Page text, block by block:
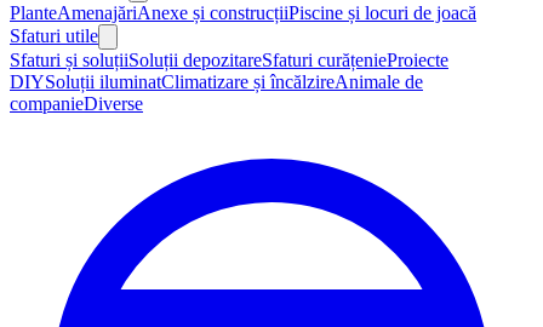
PlanteAmenajăriAnexe și construcțiiPiscine și locuri de joacă
Sfaturi utile
Sfaturi și soluțiiSoluții depozitareSfaturi curățenieProiecte
DIYSoluții iluminatClimatizare și încălzireAnimale de
companieDiverse